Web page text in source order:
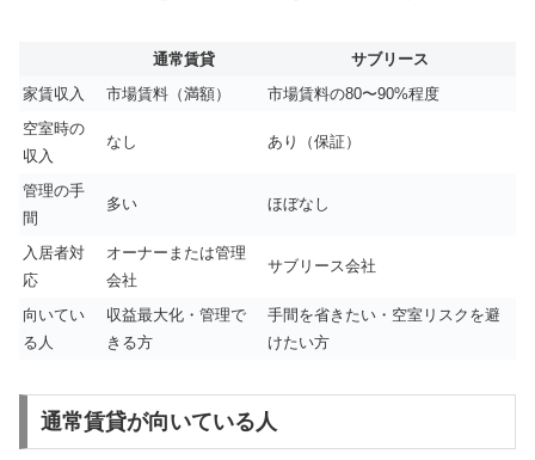
通常賃貸
サブリース
家賃収入
市場賃料（満額）
市場賃料の80〜90%程度
空室時の
収入
なし あり（保証）
管理の手
間
多い ほぼなし
入居者対
応
オーナーまたは管理
会社
サブリース会社
向いてい
る人
収益最大化・管理で
きる方
手間を省きたい・空室リスクを避
けたい方
通常賃貸が向いている人